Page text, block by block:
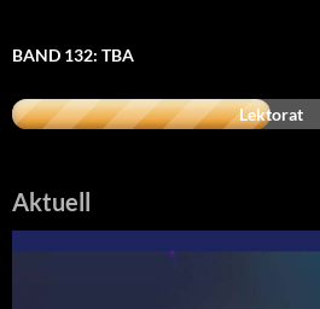
BAND 132: TBA
Lektorat
Aktuell